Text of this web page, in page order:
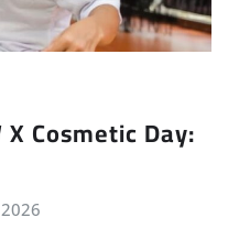
Cosmetic Day: